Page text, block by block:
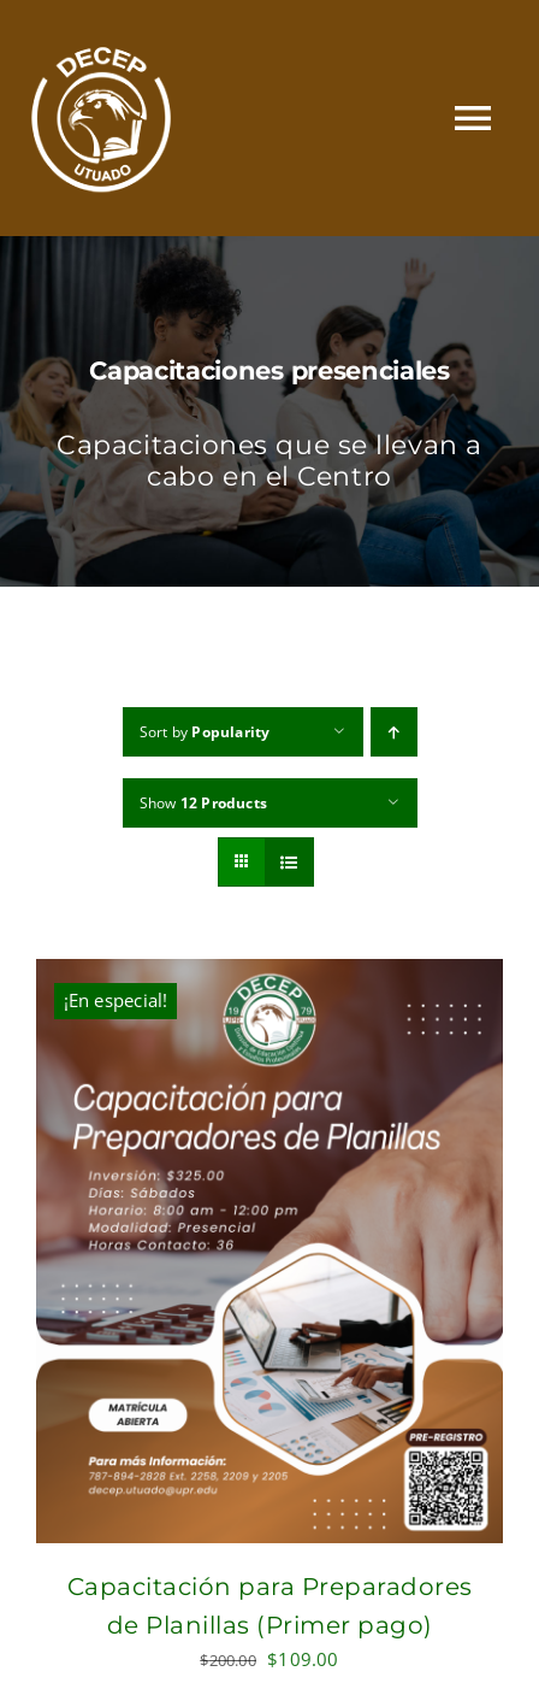
content
SOMOS
MATRÍCULA Y PAGOS
CONTACTO
MI CUENTA
Capacitaciones presenciales
Capacitaciones que se llevan a
cabo en el Centro
Sort by Popularity
Show 12 Products
¡En especial!
Capacitación para Preparadores
de Planillas (Primer pago)
$200.00 Original
$109.00